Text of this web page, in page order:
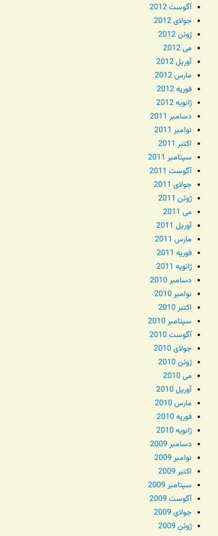
آگوست 2012
جولای 2012
ژوئن 2012
می 2012
آوریل 2012
مارس 2012
فوریه 2012
ژانویه 2012
دسامبر 2011
نوامبر 2011
اکتبر 2011
سپتامبر 2011
آگوست 2011
جولای 2011
ژوئن 2011
می 2011
آوریل 2011
مارس 2011
فوریه 2011
ژانویه 2011
دسامبر 2010
نوامبر 2010
اکتبر 2010
سپتامبر 2010
آگوست 2010
جولای 2010
ژوئن 2010
می 2010
آوریل 2010
مارس 2010
فوریه 2010
ژانویه 2010
دسامبر 2009
نوامبر 2009
اکتبر 2009
سپتامبر 2009
آگوست 2009
جولای 2009
ژوئن 2009